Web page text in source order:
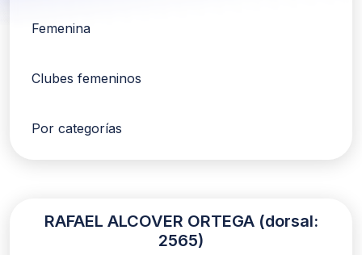
Femenina
Clubes femeninos
Por categorías
RAFAEL ALCOVER ORTEGA (dorsal:
2565)